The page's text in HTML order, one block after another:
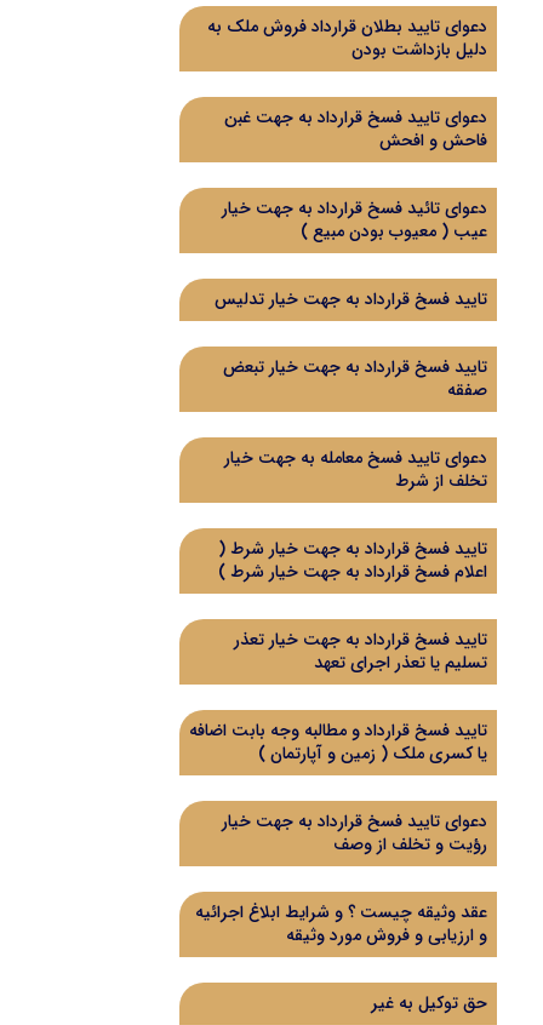
دعوای تایید بطلان قرارداد فروش ملک به
دلیل بازداشت بودن
دعوای تایید فسخ قرارداد به جهت غبن
فاحش و افحش
دعوای تائید فسخ قرارداد به جهت خیار
عیب ( معیوب بودن مبیع )
تایید فسخ قرارداد به جهت خیار تدلیس
تایید فسخ قرارداد به جهت خیار تبعض
صفقه
دعوای تایید فسخ معامله به جهت خیار
تخلف از شرط
تایید فسخ قرارداد به جهت خیار شرط (
اعلام فسخ قرارداد به جهت خیار شرط )
تایید فسخ قرارداد به جهت خیار تعذر
تسلیم یا تعذر اجرای تعهد
تایید فسخ قرارداد و مطالبه وجه بابت اضافه
یا کسری ملک ( زمین و آپارتمان )
دعوای تایید فسخ قرارداد به جهت خیار
رؤیت و تخلف از وصف
عقد وثیقه چیست ؟ و شرایط ابلاغ اجرائیه
و ارزیابی و فروش مورد وثیقه
حق توکیل به غیر